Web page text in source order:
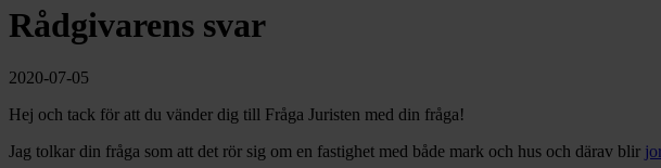
Rådgivarens svar
2020-07-05
Hej och tack för att du vänder dig till Fråga Juristen med din fråga!
Jag tolkar din fråga som att det rör sig om en fastighet med både mark och hus och därav blir